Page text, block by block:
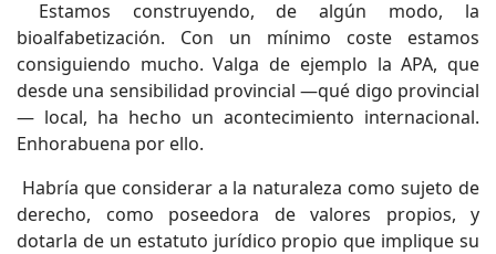
Estamos construyendo, de algún modo, la
bioalfabetización. Con un mínimo coste estamos
consiguiendo mucho. Valga de ejemplo la APA, que
desde una sensibilidad provincial —qué digo provincial
— local, ha hecho un acontecimiento internacional.
Enhorabuena por ello.
Habría que considerar a la naturaleza como sujeto de
derecho, como poseedora de valores propios, y
dotarla de un estatuto jurídico propio que implique su